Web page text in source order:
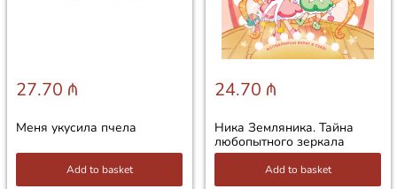
27.70 ₼
Меня укусила пчела
Add to basket
24.70 ₼
Ника Земляника. Тайна
любопытного зеркала
Add to basket